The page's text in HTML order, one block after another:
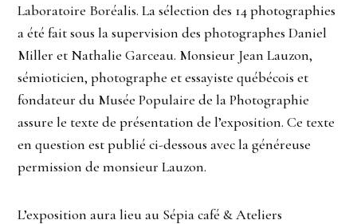
Laboratoire Boréalis. La sélection des 14 photographies
a été fait sous la supervision des photographes Daniel
Miller et Nathalie Garceau. Monsieur Jean Lauzon,
sémioticien, photographe et essayiste québécois et
fondateur du Musée Populaire de la Photographie
assure le texte de présentation de l’exposition. Ce texte
en question est publié ci-dessous avec la généreuse
permission de monsieur Lauzon.
L’exposition aura lieu au Sépia café & Ateliers